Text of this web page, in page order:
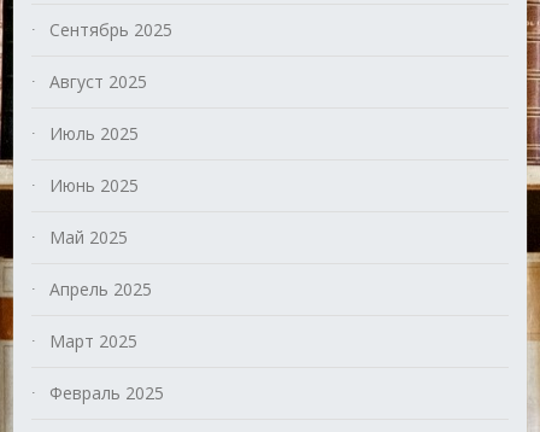
Сентябрь 2025
Август 2025
Июль 2025
Июнь 2025
Май 2025
Апрель 2025
Март 2025
Февраль 2025